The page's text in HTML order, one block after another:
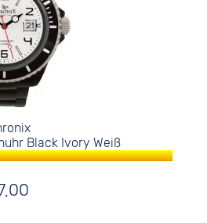
Black Ivory Weiß